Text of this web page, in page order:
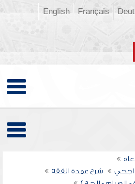
Français
English
شرح عمدة الفقه